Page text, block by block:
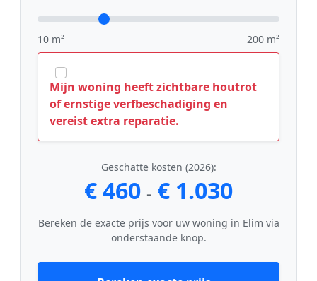
10 m² 200 m²
Mijn woning heeft zichtbare houtrot
of ernstige verfbeschadiging en
vereist extra reparatie.
Geschatte kosten (2026):
€ 460 - € 1.030
Bereken de exacte prijs voor uw woning in Elim via
onderstaande knop.